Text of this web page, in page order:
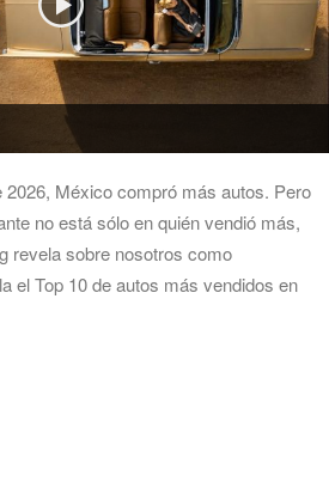
México compró más autos. Pero
no está sólo en quién vendió más,
revela sobre nosotros como
el Top 10 de autos más vendidos en